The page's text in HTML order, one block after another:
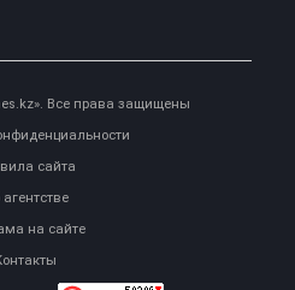
Все права защищены
сайта
агентстве
на сайте